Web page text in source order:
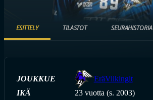
ESITTELY TILASTOT SEURAHISTORIA
JOUKKUE
EräViikingit
IKÄ
23 vuotta (s. 2003)